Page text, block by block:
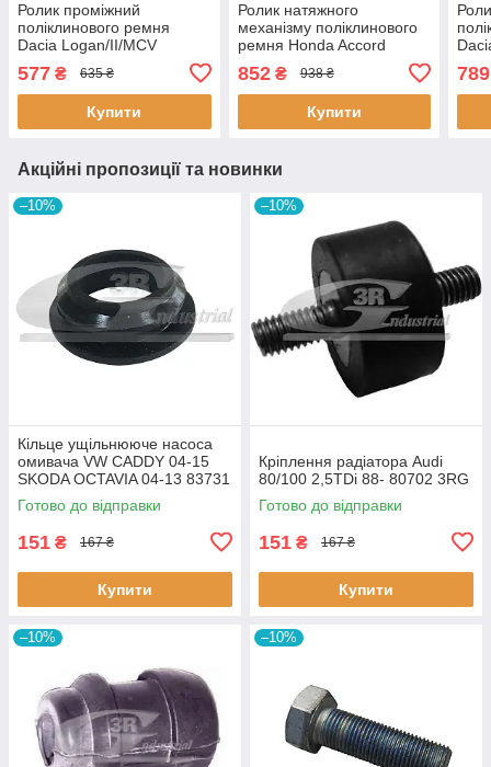
Ролик проміжний
поліклинового ремня
Dacia Logan/II/MCV
Kubistar, Renault Clio
II/Kangoo/Stepway II/Thalia
577 ₴ 635 ₴
Купити
Ролик натяжного
механізму поліклинового
ремня Honda Accord
VII/Civic VIII/CR-V II/III/FR-
V 2.2D 01.04- 70x17x33
500238 CAFFARO
852₴ 938 ₴
Купити
II/
I/
789
Акційні пропозиції та новинки
–10%
Кiльце ущiльнююче насоса
омивача VW CADDY 04-15
SKODA OCTAVIA 04-13 83731
3RG
Готово до відправки
151 ₴ 167 ₴
Купити
–10%
Кріплення радіатора Audi
80/100 2,5TDi 88- 80702 3RG
Готово до відправки
151 ₴ 167 ₴
Купити
–10% –10%